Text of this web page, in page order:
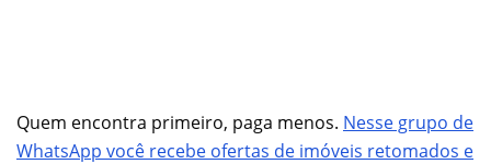
Quem encontra primeiro, paga menos. Nesse grupo de
WhatsApp você recebe ofertas de imóveis retomados e